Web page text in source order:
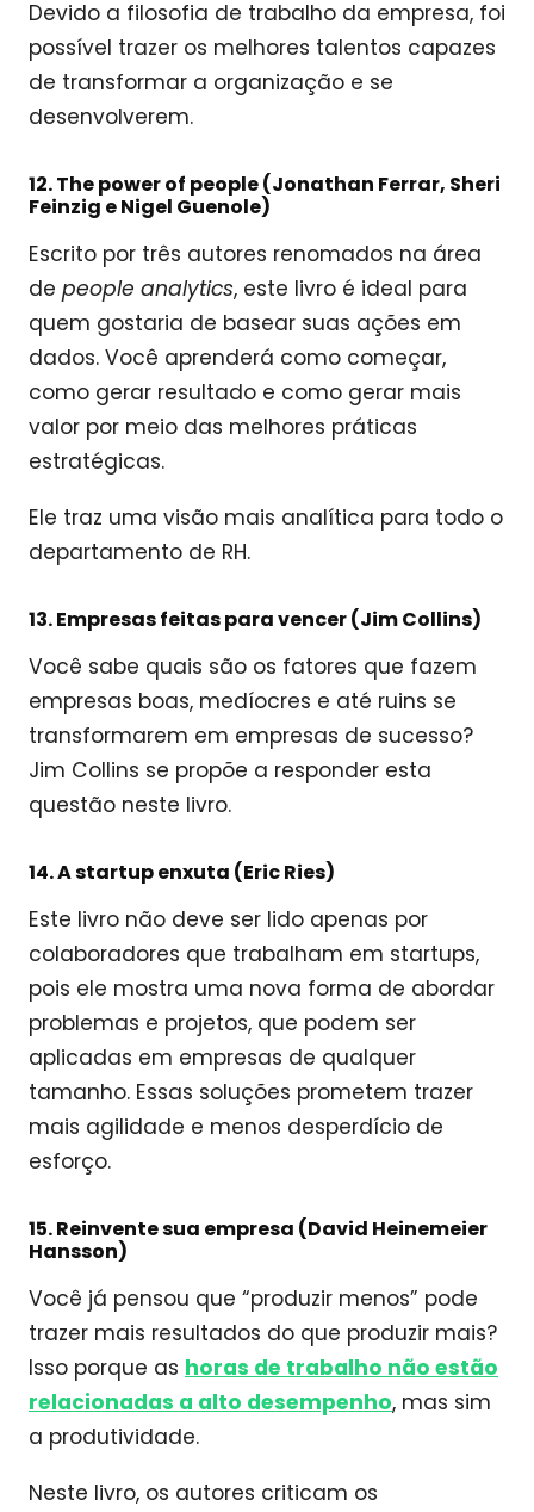
Devido a filosofia de trabalho da empresa, foi
possível trazer os melhores talentos capazes
de transformar a organização e se
desenvolverem.
12. The power of people (Jonathan Ferrar, Sheri
Feinzig e Nigel Guenole)
Escrito por três autores renomados na área
de people analytics, este livro é ideal para
quem gostaria de basear suas ações em
dados. Você aprenderá como começar,
como gerar resultado e como gerar mais
valor por meio das melhores práticas
estratégicas.
Ele traz uma visão mais analítica para todo o
departamento de RH.
13. Empresas feitas para vencer (Jim Collins)
Você sabe quais são os fatores que fazem
empresas boas, medíocres e até ruins se
transformarem em empresas de sucesso?
Jim Collins se propõe a responder esta
questão neste livro.
14. A startup enxuta (Eric Ries)
Este livro não deve ser lido apenas por
colaboradores que trabalham em startups,
pois ele mostra uma nova forma de abordar
problemas e projetos, que podem ser
aplicadas em empresas de qualquer
tamanho. Essas soluções prometem trazer
mais agilidade e menos desperdício de
esforço.
15. Reinvente sua empresa (David Heinemeier
Hansson)
Você já pensou que “produzir menos” pode
trazer mais resultados do que produzir mais?
Isso porque as horas de trabalho não estão
relacionadas a alto desempenho, mas sim
a produtividade.
Neste livro, os autores criticam os